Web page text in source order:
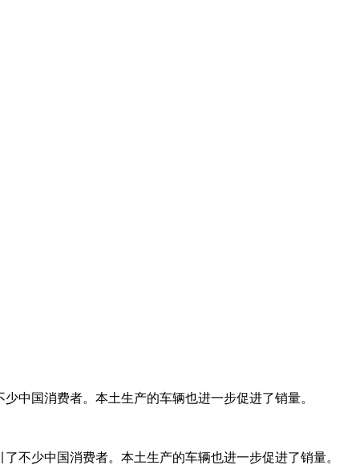
中国消费者。本土生产的车辆也进一步促进了销量。
不少中国消费者。本土生产的车辆也进一步促进了销量。